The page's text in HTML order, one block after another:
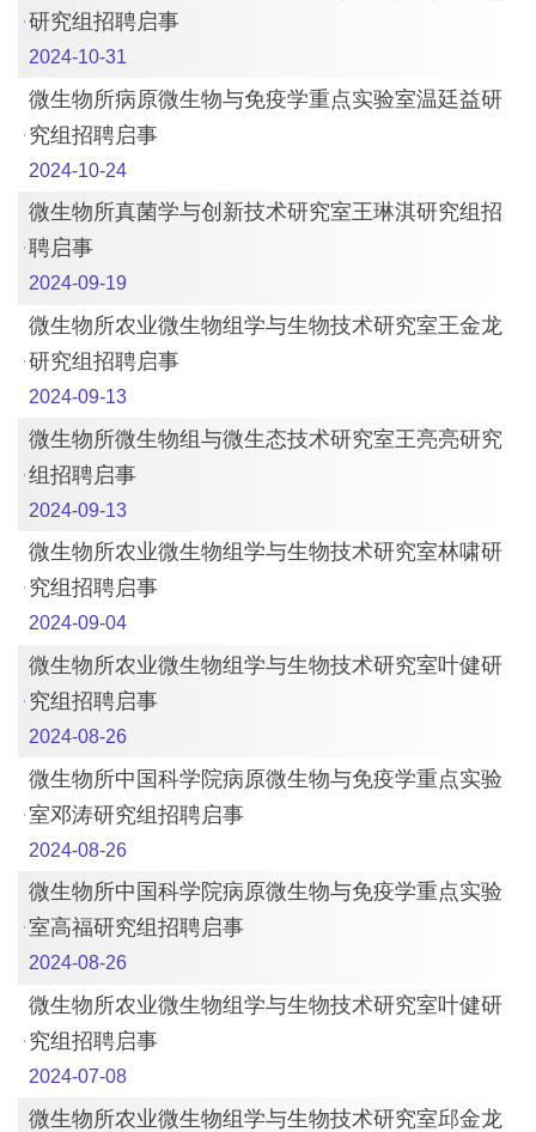
研究组招聘启事
2024-10-31
微生物所病原微生物与免疫学重点实验室温廷益研
究组招聘启事
2024-10-24
微生物所真菌学与创新技术研究室王琳淇研究组招
聘启事
2024-09-19
微生物所农业微生物组学与生物技术研究室王金龙
研究组招聘启事
2024-09-13
微生物所微生物组与微生态技术研究室王亮亮研究
组招聘启事
2024-09-13
微生物所农业微生物组学与生物技术研究室林啸研
究组招聘启事
2024-09-04
微生物所农业微生物组学与生物技术研究室叶健研
究组招聘启事
2024-08-26
微生物所中国科学院病原微生物与免疫学重点实验
室邓涛研究组招聘启事
2024-08-26
微生物所中国科学院病原微生物与免疫学重点实验
室高福研究组招聘启事
2024-08-26
微生物所农业微生物组学与生物技术研究室叶健研
究组招聘启事
2024-07-08
微生物所农业微生物组学与生物技术研究室邱金龙